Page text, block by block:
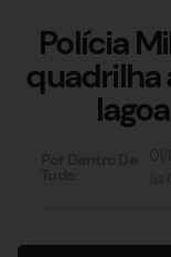
Polícia
quadrilha